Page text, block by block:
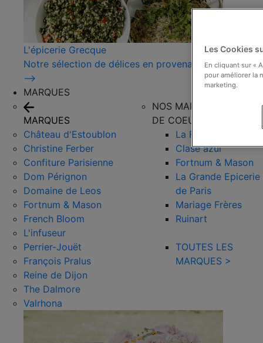
L'épicerie Grecque
Notre sélection de délices en provenance de Grèce !
⟶
MARQUES
MARQUES
Château d'Estoublon
Christine Ferber
Confiture Parisienne
Dom Pérignon
Domaine de Leos
Fortnum & Mason
French Bloom
L'infuseur
Perrier-Jouët
François Pralus
Reine de Dijon
The Dalmore
Valrhona
NOS MARQUES COUPS
DE COEUR
La Favorita
Clase azul
Fortnum & Mason
La Grande Epicerie
de Paris
Mariage Frères
Ruinart
TOUTES LES
MARQUES >
Les Cookies
En cliquant sur «
pour améliorer la
marketing.